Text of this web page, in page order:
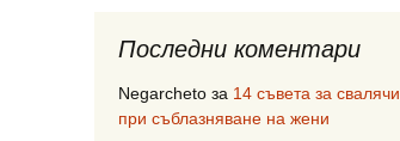
Последни коментари
Negarcheto за 14 съвета за свалячи
при съблазняване на жени